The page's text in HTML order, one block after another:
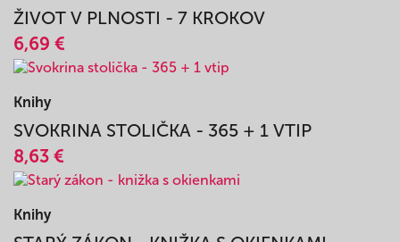
17,80 €
Knihy
ŽIVOT V PLNOSTI - 7 KROKOV
6,69 €
Knihy
SVOKRINA STOLIČKA - 365 + 1 VTIP